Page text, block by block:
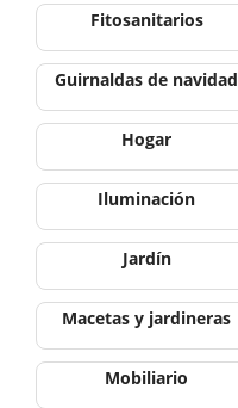
Fitosanitarios
Guirnaldas de navidad
Hogar
Iluminación
Jardín
Macetas y jardineras
Mobiliario